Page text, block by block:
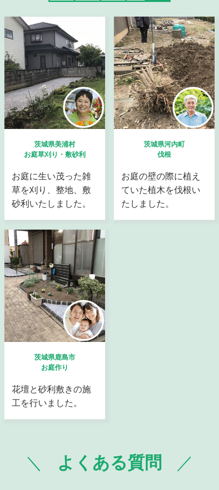
茨城県美浦村
お庭草刈り・敷砂利
お庭に生い茂った雑
草を刈り、整地、敷
砂利いたしました。
茨城県河内町
伐根
お庭の壁の際に植え
ていた植木を伐根い
たしました。
茨城県鹿島市
お庭作り
花壇と砂利敷きの施
工を行いました。
よくある質問